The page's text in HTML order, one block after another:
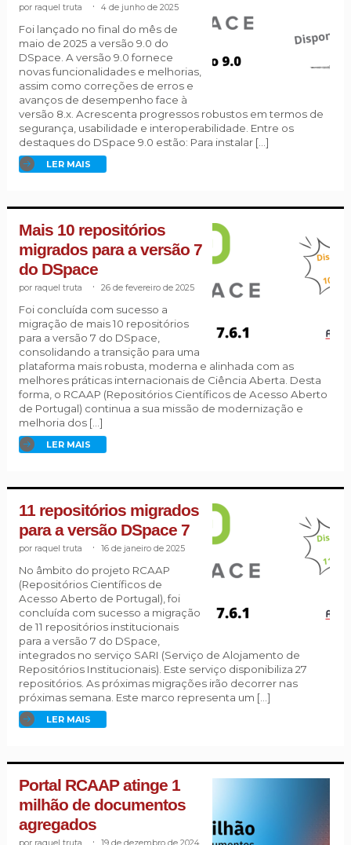
raquel truta 4 de junho de 2025
Foi lançado no final do mês de
maio de 2025 a versão 9.0 do
DSpace. A versão 9.0 fornece
novas funcionalidades e melhorias,
assim como correções de erros e
avanços de desempenho face à
versão 8.x. Acrescenta progressos robustos em termos de
segurança, usabilidade e interoperabilidade. Entre os
destaques do DSpace 9.0 estão: Para instalar […]
LER MAIS
Mais 10 repositórios
migrados para a versão 7
do DSpace
raquel truta 26 de fevereiro de 2025
Foi concluída com sucesso a
migração de mais 10 repositórios
para a versão 7 do DSpace,
consolidando a transição para uma
plataforma mais robusta, moderna e alinhada com as
melhores práticas internacionais de Ciência Aberta. Desta
forma, o RCAAP (Repositórios Científicos de Acesso Aberto
de Portugal) continua a sua missão de modernização e
melhoria dos […]
LER MAIS
11 repositórios migrados
para a versão DSpace 7
raquel truta 16 de janeiro de 2025
No âmbito do projeto RCAAP
(Repositórios Científicos de
Acesso Aberto de Portugal), foi
concluída com sucesso a migração
de 11 repositórios institucionais
para a versão 7 do DSpace,
integrados no serviço SARI (Serviço de Alojamento de
Repositórios Institucionais). Este serviço disponibiliza 27
repositórios. As próximas migrações irão decorrer nas
próximas semana. Este marco representa um […]
LER MAIS
Portal RCAAP atinge 1
milhão de documentos
agregados